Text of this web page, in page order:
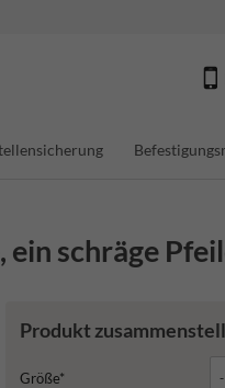
schräge
Produkt
Größe*